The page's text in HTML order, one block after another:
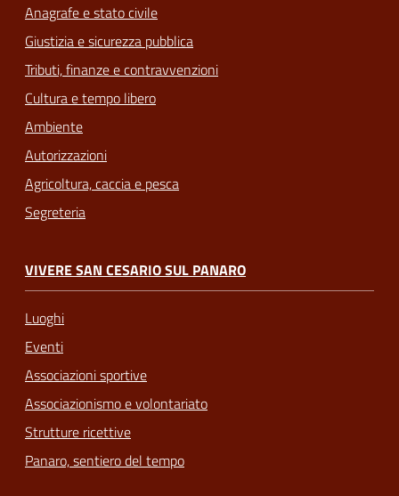
Anagrafe e stato civile
Giustizia e sicurezza pubblica
Tributi, finanze e contravvenzioni
Cultura e tempo libero
Ambiente
Autorizzazioni
Agricoltura, caccia e pesca
Segreteria
VIVERE SAN CESARIO SUL PANARO
Luoghi
Eventi
Associazioni sportive
Associazionismo e volontariato
Strutture ricettive
Panaro, sentiero del tempo